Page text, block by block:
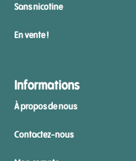
Sans nicotine
En vente !
Informations
À propos de nous
Contactez-nous